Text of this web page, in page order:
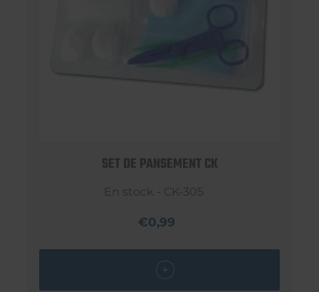
SET DE PANSEMENT CK
En stock - CK-305
€0,99